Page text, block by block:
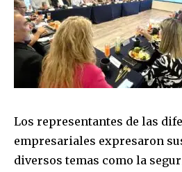
Los representantes de las
empresariales expresaron
diversos temas como la